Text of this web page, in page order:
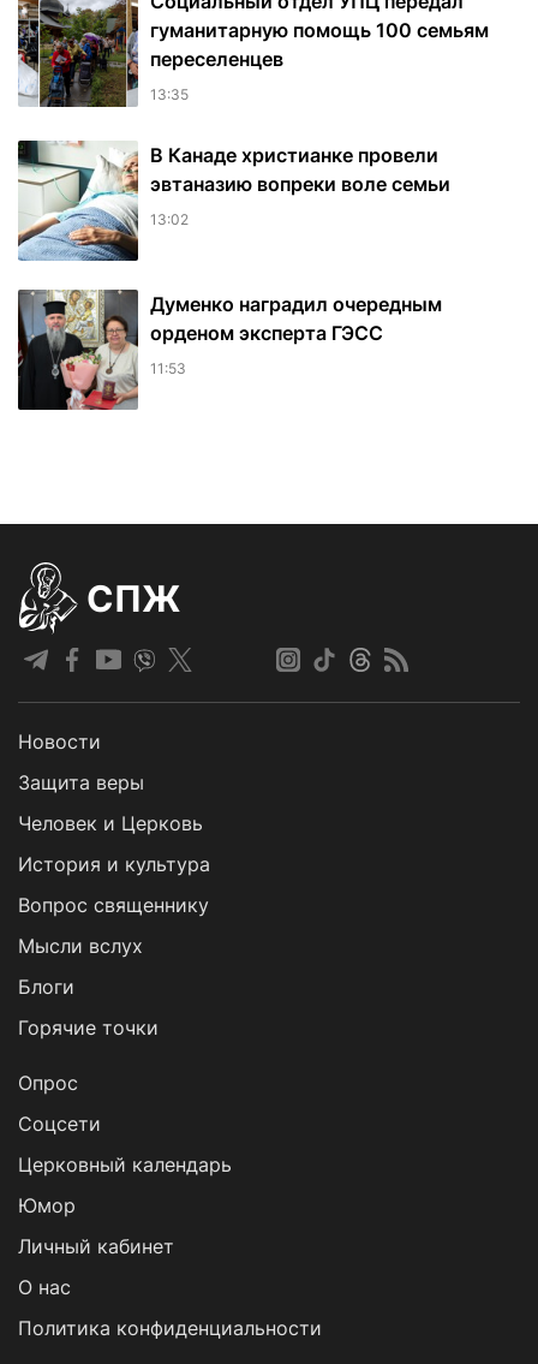
гуманитарную помощь 100 семьям
переселенцев
13:35
В Канаде христианке провели
эвтаназию вопреки воле семьи
13:02
Думенко наградил очередным
орденом эксперта ГЭСС
11:53
СПЖ
Новости
Защита веры
Человек и Церковь
История и культура
Вопрос священнику
Мысли вслух
Блоги
Горячие точки
Опрос
Cоцсети
Церковный календарь
Юмор
Личный кабинет
О нас
Политика конфиденциальности